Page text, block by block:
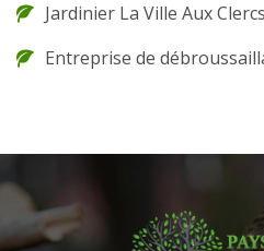
Jardinier La Ville Aux Clercs
Entreprise de